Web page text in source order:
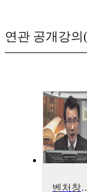
연관 공개강의
벤처창